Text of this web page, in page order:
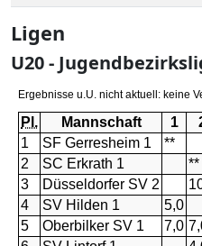
Ligen
U20 -